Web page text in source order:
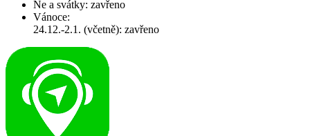
Ne a svátky: zavřeno
Vánoce:
24.12.-2.1. (včetně): zavřeno